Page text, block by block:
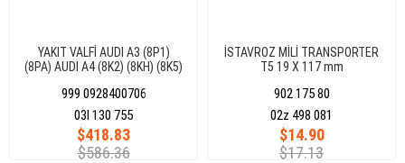
YAKIT VALFİ AUDI A3 (8P1)
(8PA) AUDI A4 (8K2) (8KH) (8K5)
999 0928400706
$418.83
$586.36
03l 130 755
İSTAVROZ MİLİ TRANSPORTER
T5 19 X 117 mm
902 175 80
$14.90
$17.13
02z 498 081